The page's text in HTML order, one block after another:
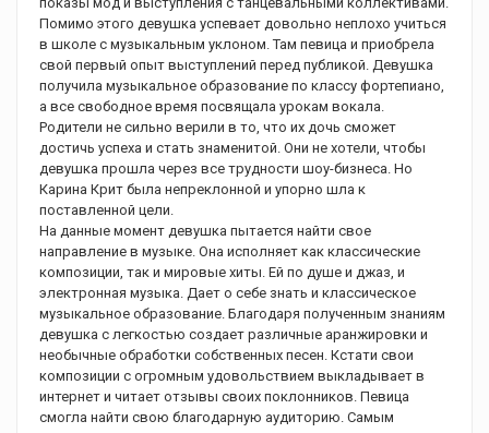
Помимо этого девушка успевает довольно неплохо учиться
в школе с музыкальным уклоном. Там певица и приобрела
свой первый опыт выступлений перед публикой. Девушка
получила музыкальное образование по классу фортепиано,
а все свободное время посвящала урокам вокала.
Родители не сильно верили в то, что их дочь сможет
достичь успеха и стать знаменитой. Они не хотели, чтобы
девушка прошла через все трудности шоу-бизнеса. Но
Карина Крит была непреклонной и упорно шла к
поставленной цели.
На данные момент девушка пытается найти свое
направление в музыке. Она исполняет как классические
композиции, так и мировые хиты. Ей по душе и джаз, и
электронная музыка. Дает о себе знать и классическое
музыкальное образование. Благодаря полученным знаниям
девушка с легкостью создает различные аранжировки и
необычные обработки собственных песен. Кстати свои
композиции с огромным удовольствием выкладывает в
интернет и читает отзывы своих поклонников. Певица
смогла найти свою благодарную аудиторию. Самым